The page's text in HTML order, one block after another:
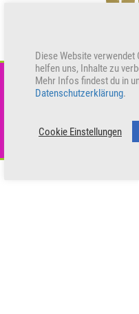
Diese Website
helfen uns, Inhalte zu
Mehr Infos findest du in
Datenschutzerklärung.
Cookie Einstellungen